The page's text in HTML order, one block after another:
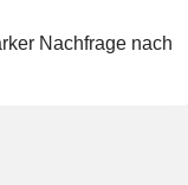
Nachfrage nach